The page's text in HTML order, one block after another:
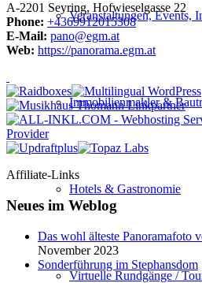
Veranstaltungen, Events,
Immobilienmakler &
Hotels & Gastronomie
Virtuelle Rundgänge /
A-2201 Seyring, Hofwieselgasse 22
Phone: +4369912015308
E-Mail: pano@egm.at
Web: https://panorama.egm.at
Affiliate-Links
Neues im Weblog
Das wohl älteste Panoramafoto
November 2023
Sonderführung im Stephansdom